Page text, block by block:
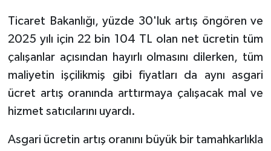
Ticaret Bakanlığı, yüzde 30'luk artış öngören ve
2025 yılı için 22 bin 104 TL olan net ücretin tüm
çalışanlar açısından hayırlı olmasını dilerken, tüm
maliyetin işçilikmiş gibi fiyatları da aynı asgari
ücret artış oranında arttırmaya çalışacak mal ve
hizmet satıcılarını uyardı.
Asgari ücretin artış oranını büyük bir tamahkarlıkla